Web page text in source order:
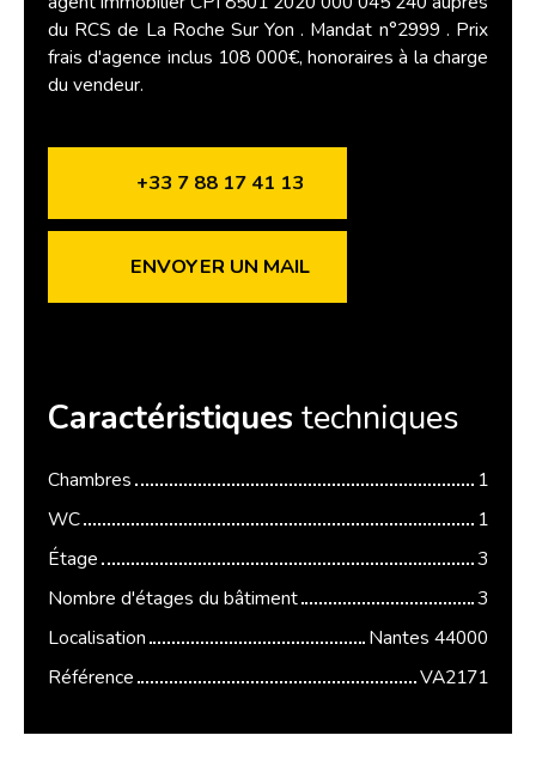
du RCS de La Roche Sur Yon . Mandat n°2999 . Prix
frais d'agence inclus 108 000€, honoraires à la charge
du vendeur.
+33 7 88 17 41 13
ENVOYER UN MAIL
Caractéristiques techniques
Chambres
1
WC
1
Étage
3
Nombre d'étages du bâtiment
3
Localisation
Nantes 44000
Référence
VA2171